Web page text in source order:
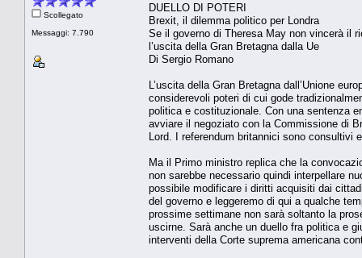
Scollegato
Messaggi: 7.790
DUELLO DI POTERI
Brexit, il dilemma politico per Londra
Se il governo di Theresa May non vincerà il
l’uscita della Gran Bretagna dalla Ue
Di Sergio Romano
L’uscita della Gran Bretagna dall’Unione
considerevoli poteri di cui gode
politica e costituzionale. Con una sentenza
avviare il negoziato con la Commissione di
Lord. I referendum britannici sono consultivi
Ma il Primo ministro replica che la
non sarebbe necessario quindi interpellare
possibile modificare i diritti acquisiti dai
del governo e leggeremo di qui a qualche
prossime settimane non sarà soltanto la
uscirne. Sarà anche un duello fra politica e
interventi della Corte suprema americana